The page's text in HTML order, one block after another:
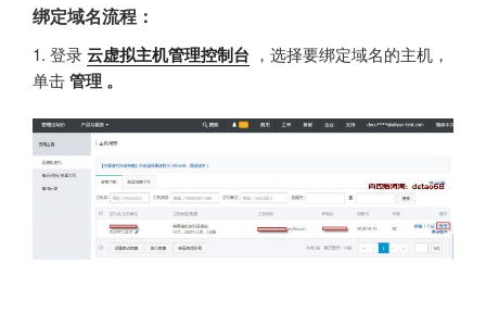
绑定域名流程：
1. 登录云虚拟主机管理控制台 ，选择要绑定域名的主机，
单击管理 。